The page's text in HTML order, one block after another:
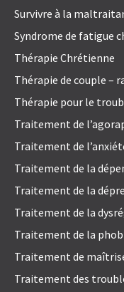
Survivre à la
Syndrome de fatigue
Thérapie Chrétienne
Thérapie de couple –
Thérapie pour le
Traitement de
Traitement de
Traitement de la
Traitement de la
Traitement de la
Traitement de la
Traitement de
Traitement des